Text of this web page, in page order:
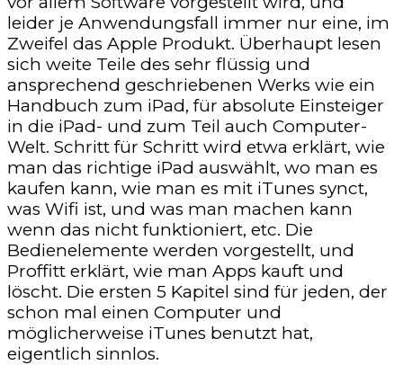
leider je Anwendungsfall immer nur eine, im
Zweifel das Apple Produkt. Überhaupt lesen
sich weite Teile des sehr flüssig und
ansprechend geschriebenen Werks wie ein
Handbuch zum iPad, für absolute Einsteiger
in die iPad- und zum Teil auch Computer-
Welt. Schritt für Schritt wird etwa erklärt, wie
man das richtige iPad auswählt, wo man es
kaufen kann, wie man es mit iTunes synct,
was Wifi ist, und was man machen kann
wenn das nicht funktioniert, etc. Die
Bedienelemente werden vorgestellt, und
Proffitt erklärt, wie man Apps kauft und
löscht. Die ersten 5 Kapitel sind für jeden, der
schon mal einen Computer und
möglicherweise iTunes benutzt hat,
eigentlich sinnlos.